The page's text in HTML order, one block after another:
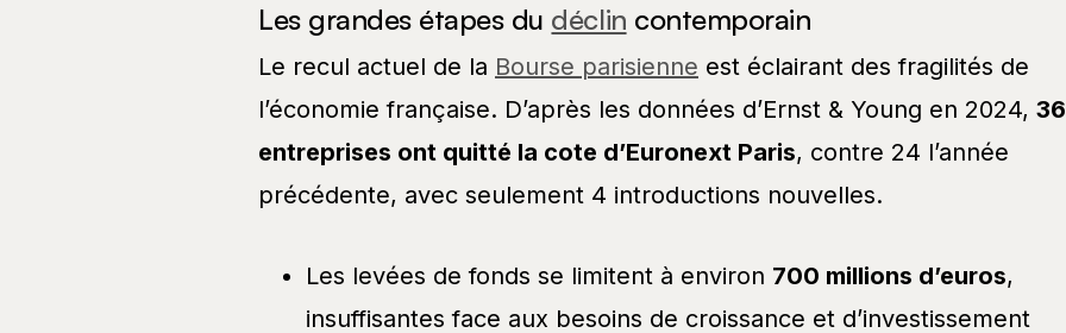
Les grandes étapes du déclin contemporain
Le recul actuel de la Bourse parisienne est éclairant des fragilités de
l’économie française. D’après les données d’Ernst & Young en 2024, 36
entreprises ont quitté la cote d’Euronext Paris, contre 24 l’année
précédente, avec seulement 4 introductions nouvelles.
Les levées de fonds se limitent à environ 700 millions d’euros,
insuffisantes face aux besoins de croissance et d’investissement